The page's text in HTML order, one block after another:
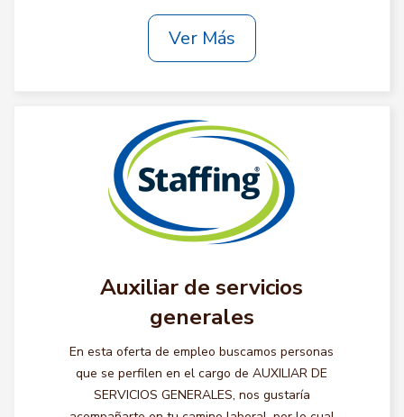
Ver Más
Auxiliar de servicios
generales
En esta oferta de empleo buscamos personas
que se perfilen en el cargo de AUXILIAR DE
SERVICIOS GENERALES, nos gustaría